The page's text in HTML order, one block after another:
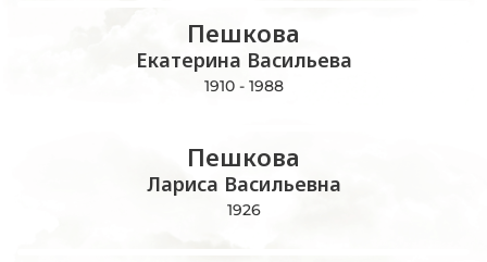
Пешкова
Екатерина Васильева
1910 - 1988
Пешкова
Лариса Васильевна
1926